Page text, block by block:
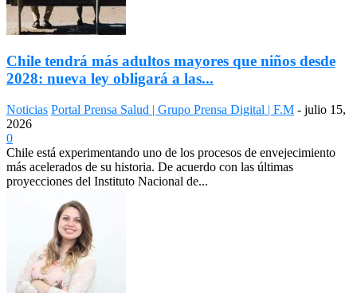
Chile tendrá más adultos mayores que niños desde
2028: nueva ley obligará a las...
Noticias Portal Prensa Salud | Grupo Prensa Digital | F.M - julio 15,
2026
0
Chile está experimentando uno de los procesos de envejecimiento
más acelerados de su historia. De acuerdo con las últimas
proyecciones del Instituto Nacional de...